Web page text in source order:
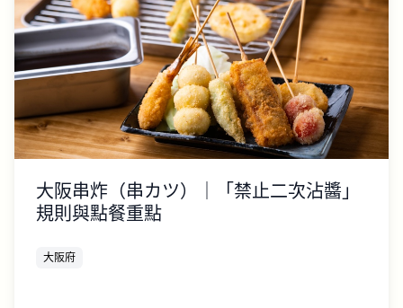
大阪串炸（串カツ）｜「禁止二次沾醬」
規則與點餐重點
大阪府